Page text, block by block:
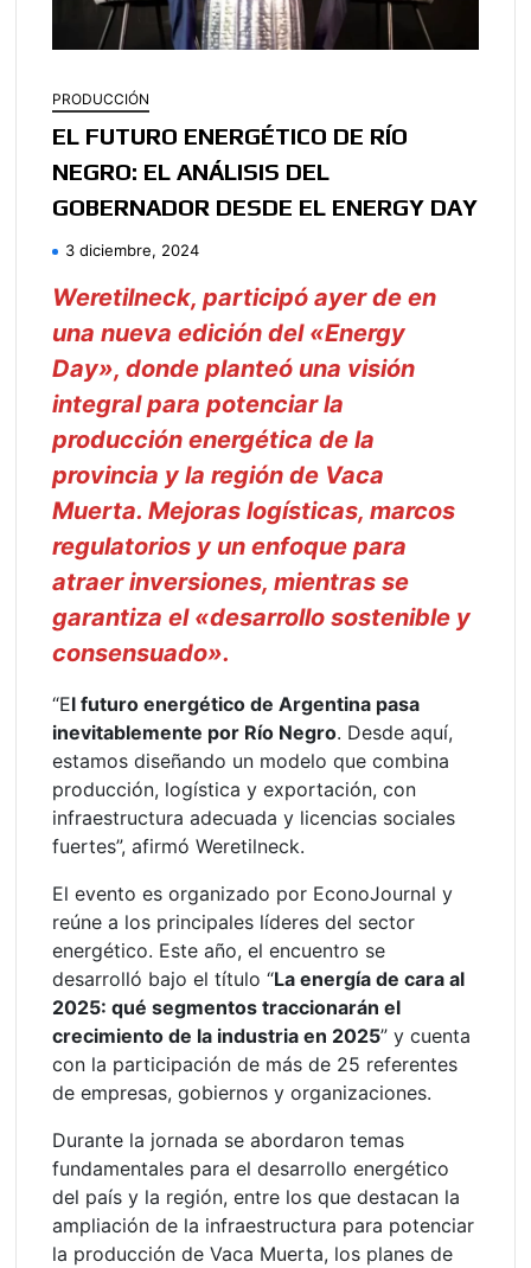
PRODUCCIÓN
EL FUTURO ENERGÉTICO DE RÍO
NEGRO: EL ANÁLISIS DEL
GOBERNADOR DESDE EL ENERGY DAY
3 diciembre, 2024
Weretilneck, participó ayer de en
una nueva edición del «Energy
Day», donde planteó una visión
integral para potenciar la
producción energética de la
provincia y la región de Vaca
Muerta. Mejoras logísticas, marcos
regulatorios y un enfoque para
atraer inversiones, mientras se
garantiza el «desarrollo sostenible y
consensuado».
“El futuro energético de Argentina pasa
inevitablemente por Río Negro. Desde aquí,
estamos diseñando un modelo que combina
producción, logística y exportación, con
infraestructura adecuada y licencias sociales
fuertes”, afirmó Weretilneck.
El evento es organizado por EconoJournal y
reúne a los principales líderes del sector
energético. Este año, el encuentro se
desarrolló bajo el título “La energía de cara al
2025: qué segmentos traccionarán el
crecimiento de la industria en 2025” y cuenta
con la participación de más de 25 referentes
de empresas, gobiernos y organizaciones.
Durante la jornada se abordaron temas
fundamentales para el desarrollo energético
del país y la región, entre los que destacan la
ampliación de la infraestructura para potenciar
la producción de Vaca Muerta, los planes de